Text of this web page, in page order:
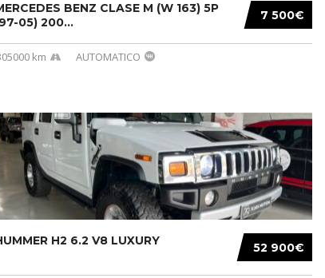
7 500€
BENZ CLASE M (W 163) 5P
05) 200...
km AUTOMATICO
52 900€
H2 6.2 V8 LUXURY